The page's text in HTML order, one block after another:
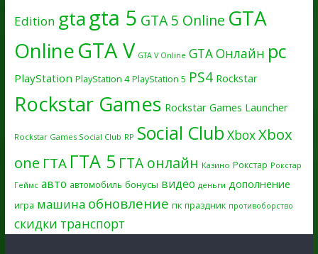
Edition gtagta 5 GTA 5 Online GTA
OnlineGTA V GTA V Online GTA Онлайн pc
PlayStation PlayStation 4 PlayStation 5 PS4 Rockstar
Rockstar Games Rockstar Games Launcher
Rockstar Games Social Club RP Social Club XboxXbox
one ГТА ГТА 5 ГТА онлайн Казино Рокстар Рокстар
Геймс авто автомобиль бонусы видео деньги дополнение
игра машина обновление пк праздник противоборство
скидки транспорт